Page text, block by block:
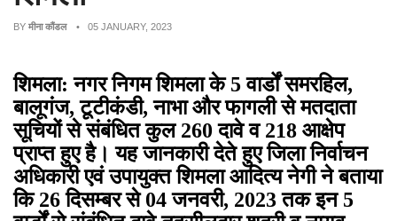
BY मीना कौंडल • 05 JANUARY, 2023
शिमला: नगर निगम शिमला के 5 वार्डों समरहिल,
बालूगंज, टूटीकंडी, नाभा और फागली से मतदाता
सूचियों से संबंधित कुल 260 दावे व 218 आक्षेप
प्राप्त हुए है। यह जानकारी देते हुए जिला निर्वाचन
अधिकारी एवं उपायुक्त शिमला आदित्य नेगी ने बताया
कि 26 दिसम्बर से 04 जनवरी, 2023 तक इन 5